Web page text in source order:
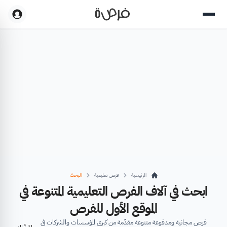
الرئيسية فرص تعليمية البحث
ابحث في آلاف الفرص التعليمية المتنوعة في
الموقع الأول للفرص
فرص مجانية ومدفوعة متنوعة مقدّمة من كبرى المؤسسات والشركات في